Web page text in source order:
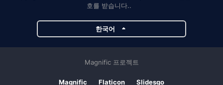
호를 받습니다..
한국어
Magnific 프로젝트
Magnific Flaticon Slidesgo